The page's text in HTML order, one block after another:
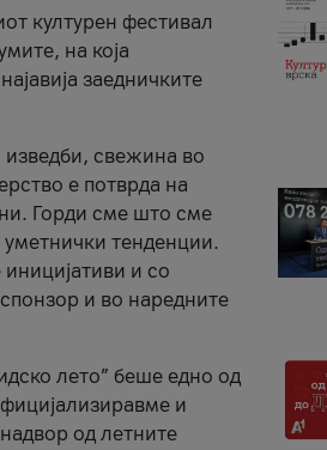
културен фестивал
на која
заедничките
изведби, свежина во
е потврда на
Горди сме што сме
тенденции.
и со
и во наредните
лето” беше едно од
и
од летните